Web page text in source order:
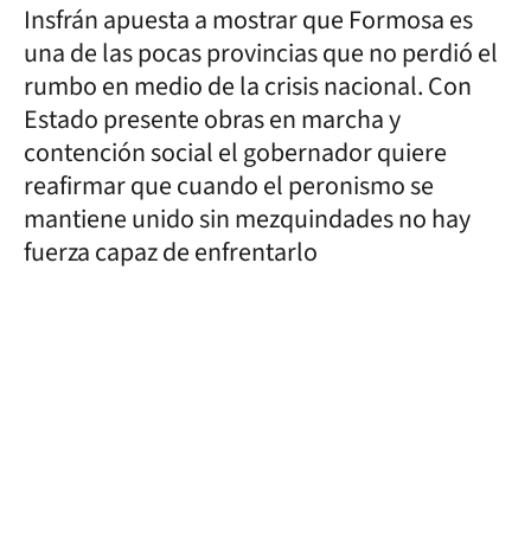
Insfrán apuesta a mostrar que Formosa es
una de las pocas provincias que no perdió el
rumbo en medio de la crisis nacional. Con
Estado presente obras en marcha y
contención social el gobernador quiere
reafirmar que cuando el peronismo se
mantiene unido sin mezquindades no hay
fuerza capaz de enfrentarlo